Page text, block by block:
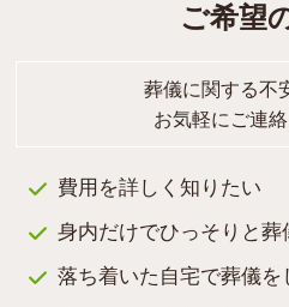
ご希望
葬儀に関する不
お気軽にご連絡
費用を詳しく知りたい
身内だけでひっそりと葬
落ち着いた自宅で葬儀を